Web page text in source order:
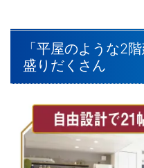
「平屋のような2
盛りだくさん